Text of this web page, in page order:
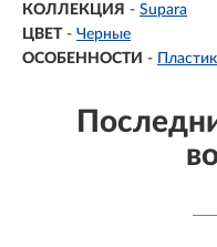
КОЛЛЕКЦИЯ - Supara
ЦВЕТ - Черные
ОСОБЕННОСТИ -